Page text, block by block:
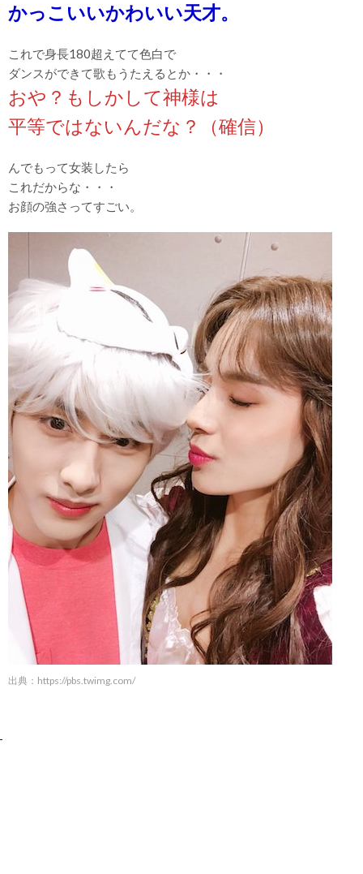
かっこいいかわいい天才。
これで身長180超えてて色白で
ダンスができて歌もうたえるとか・・・
おや？もしかして神様は
平等ではないんだな？（確信）
んでもって女装したら
これだからな・・・
お顔の強さってすごい。
出典： https://pbs.twimg.com/